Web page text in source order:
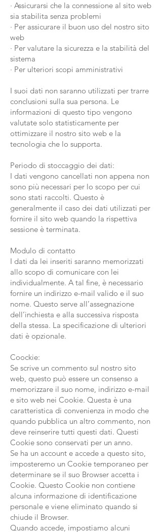
· Assicurarsi che la connessione al sito web
sia stabilita senza problemi
· Per assicurare il buon uso del nostro sito
web
· Per valutare la sicurezza e la stabilità del
sistema
· Per ulteriori scopi amministrativi
I suoi dati non saranno utilizzati per trarre
conclusioni sulla sua persona. Le
informazioni di questo tipo vengono
valutate solo statisticamente per
ottimizzare il nostro sito web e la
tecnologia che lo supporta.
Periodo di stoccaggio dei dati:
I dati vengono cancellati non appena non
sono più necessari per lo scopo per cui
sono stati raccolti. Questo è
generalmente il caso dei dati utilizzati per
fornire il sito web quando la rispettiva
sessione è terminata.
Modulo di contatto
I dati da lei inseriti saranno memorizzati
allo scopo di comunicare con lei
individualmente. A tal fine, è necessario
fornire un indirizzo e-mail valido e il suo
nome. Questo serve all’assegnazione
dell’inchiesta e alla successiva risposta
della stessa. La specificazione di ulteriori
dati è opzionale.
Coockie:
Se scrive un commento sul nostro sito
web, questo può essere un consenso a
memorizzare il suo nome, indirizzo e-mail
e sito web nei Cookie. Questa è una
caratteristica di convenienza in modo che
quando pubblica un altro commento, non
deve reinserire tutti questi dati. Questi
Cookie sono conservati per un anno.
Se ha un account e accede a questo sito,
imposteremo un Cookie temporaneo per
determinare se il suo Browser accetta i
Cookie. Questo Cookie non contiene
alcuna informazione di identificazione
personale e viene eliminato quando si
chiude il Browser.
Quando accede, impostiamo alcuni